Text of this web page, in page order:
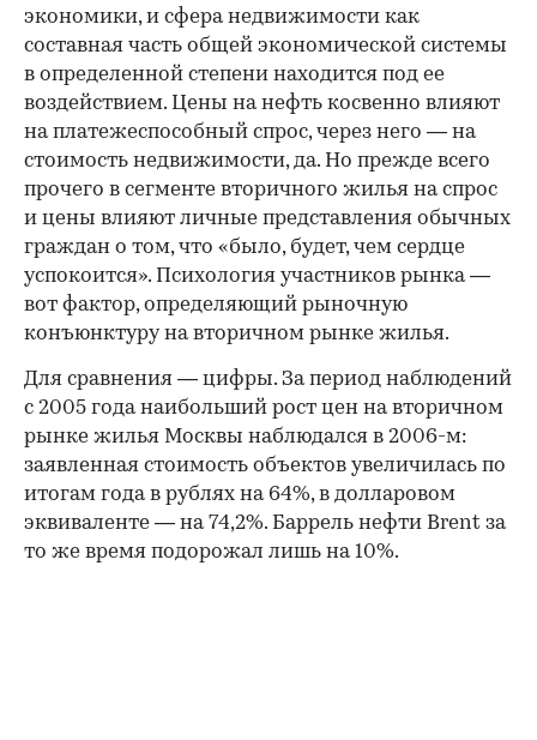
экономики, и сфера недвижимости как
составная часть общей экономической системы
в определенной степени находится под ее
воздействием. Цены на нефть косвенно влияют
на платежеспособный спрос, через него — на
стоимость недвижимости, да. Но прежде всего
прочего в сегменте вторичного жилья на спрос
и цены влияют личные представления обычных
граждан о том, что «было, будет, чем сердце
успокоится». Психология участников рынка —
вот фактор, определяющий рыночную
конъюнктуру на вторичном рынке жилья.
Для сравнения — цифры. За период наблюдений
с 2005 года наибольший рост цен на вторичном
рынке жилья Москвы наблюдался в 2006-м:
заявленная стоимость объектов увеличилась по
итогам года в рублях на 64%, в долларовом
эквиваленте — на 74,2%. Баррель нефти Brent за
то же время подорожал лишь на 10%.